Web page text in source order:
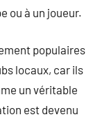
ou à un joueur.
populaires
locaux, car ils
un véritable
est devenu